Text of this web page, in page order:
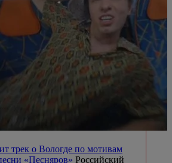
трек о Вологде по мотивам
«Песняров» Российский